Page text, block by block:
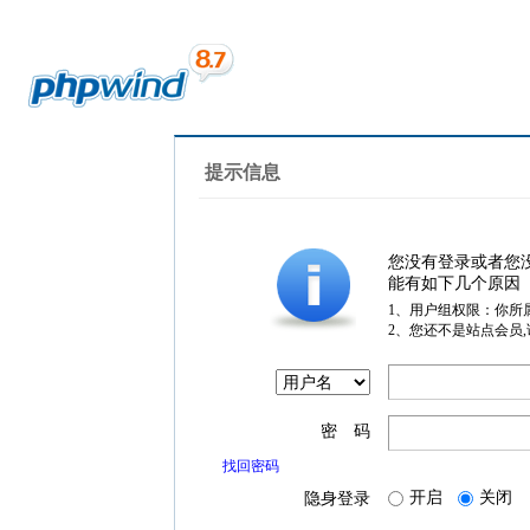
提示信息
您没有登录或者您
能有如下几个原因
1、用户组权限：你所
2、您还不是站点会员
密 码
找回密码
隐身登录 开启 关闭